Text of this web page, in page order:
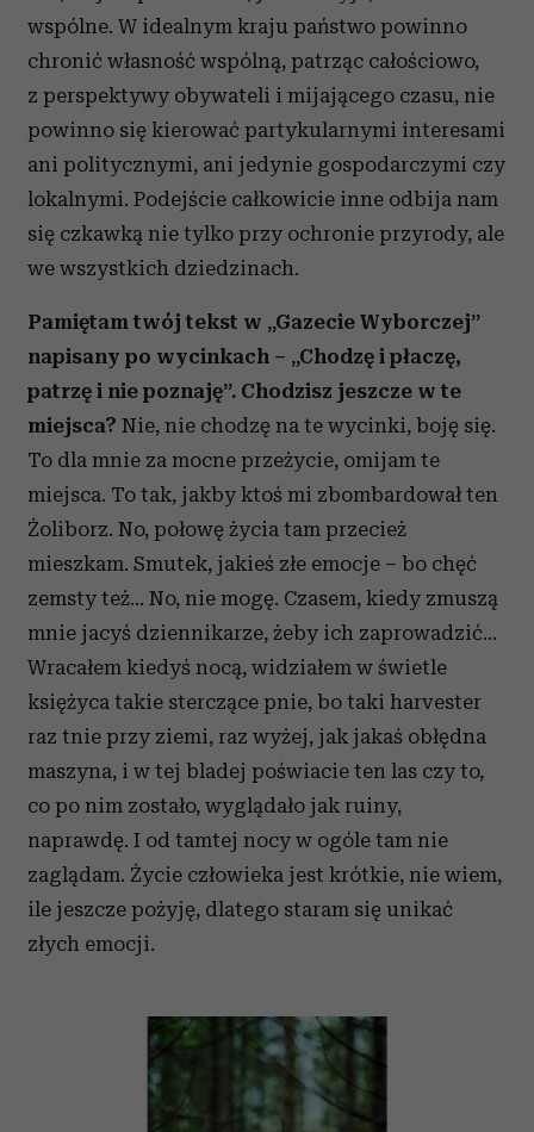
wspólne. W idealnym kraju państwo powinno
chronić własność wspólną, patrząc całościowo,
z perspektywy obywateli i mijającego czasu, nie
powinno się kierować partykularnymi interesami
ani politycznymi, ani jedynie gospodarczymi czy
lokalnymi. Podejście całkowicie inne odbija nam
się czkawką nie tylko przy ochronie przyrody, ale
we wszystkich dziedzinach.
Pamiętam twój tekst w „Gazecie Wyborczej”
napisany po wycinkach – „Chodzę i płaczę,
patrzę i nie poznaję”. Chodzisz jeszcze w te
miejsca? Nie, nie chodzę na te wycinki, boję się.
To dla mnie za mocne przeżycie, omijam te
miejsca. To tak, jakby ktoś mi zbombardował ten
Żoliborz. No, połowę życia tam przecież
mieszkam. Smutek, jakieś złe emocje – bo chęć
zemsty też… No, nie mogę. Czasem, kiedy zmuszą
mnie jacyś dziennikarze, żeby ich zaprowadzić…
Wracałem kiedyś nocą, widziałem w świetle
księżyca takie sterczące pnie, bo taki harvester
raz tnie przy ziemi, raz wyżej, jak jakaś obłędna
maszyna, i w tej bladej poświacie ten las czy to,
co po nim zostało, wyglądało jak ruiny,
naprawdę. I od tamtej nocy w ogóle tam nie
zaglądam. Życie człowieka jest krótkie, nie wiem,
ile jeszcze pożyję, dlatego staram się unikać
złych emocji.